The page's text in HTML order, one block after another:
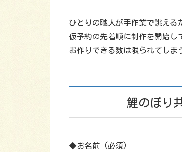
ひとりの職人が手作業で誂える
仮予約の先着順に制作を開始し
お作りできる数は限られてしま
鯉のぼり
◆お名前 (必須)